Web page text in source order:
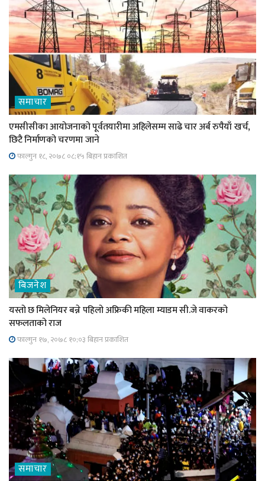
समाचार
एमसीसीका आयोजनाको पूर्वतयारीमा अहिलेसम्म साढे चार अर्ब रुपैयाँ खर्च,
छिटै निर्माणको चरणमा जाने
फाल्गुन १८, २०७८ ०८;१५ बिहान प्रकाशित
बिजनेश
यस्तो छ मिलेनियर बन्ने पहिलो अफ्रिकी महिला म्याडम सी.जे वाकरको
सफलताको राज
फाल्गुन १७, २०७८ १०;०३ बिहान प्रकाशित
समाचार